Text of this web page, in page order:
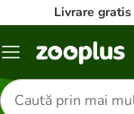
Livrare
Categorii
Căutare
produse